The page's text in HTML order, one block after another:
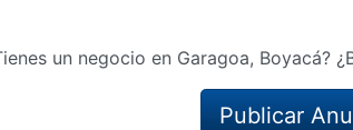
un negocio en Garagoa, Boyacá?
Publicar